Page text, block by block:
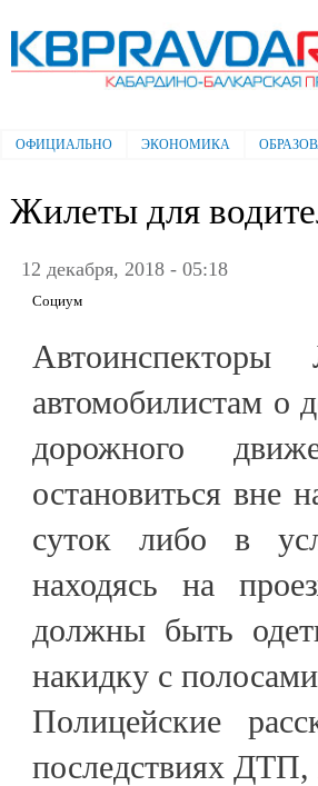
Электронная газета "Кабардино-
Балкарская правда"
Главное меню
ОФИЦИАЛЬНО ЭКОНОМИКА
Жилеты для
12 декабря, 2018 - 05:18
Социум
Автоинспекторы
автомобилистам о
дорожного
остановиться вне
суток либо в
находясь на
должны быть
накидку с
Полицейские
последствиях ДТП,